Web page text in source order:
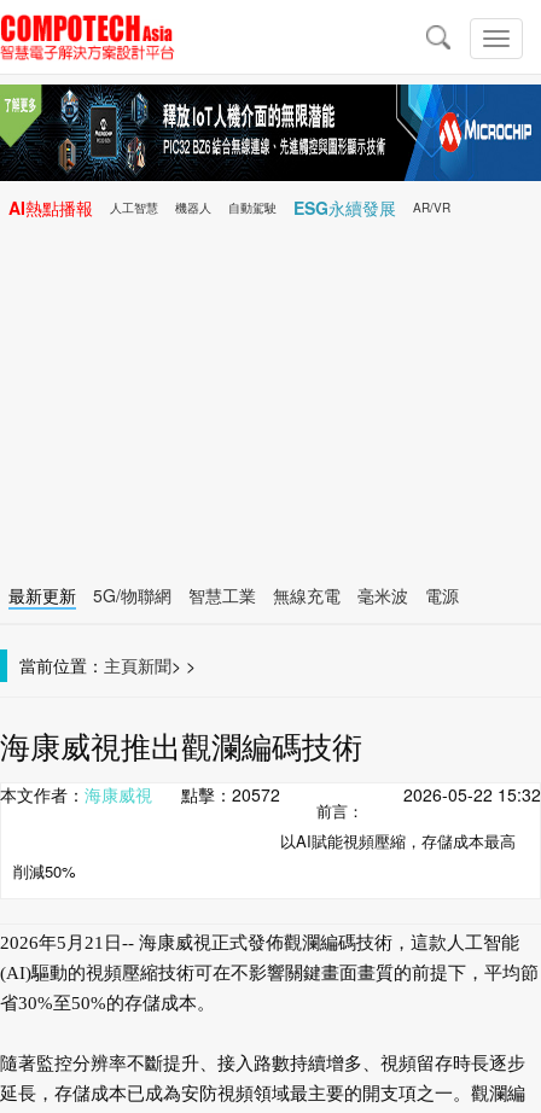
切
換
導
導
航
AI熱點播報 人工智慧 機器人 自動駕駛 ESG永續發展 AR/VR
最新更新 5G/物聯網 智慧工業 無線充電 毫米波
電源
當前位置： 主頁 >
新聞 >
海康威視推出觀瀾編碼技術
本文作者： 海康威視 點擊： 20572 2026-05-22 15:32
前言：
以AI賦能視頻壓縮，存儲成本最高
削減50%
2026年5月21日-- 海康威視正式發佈觀瀾編碼技術，這款人工智能
(AI)驅動的視頻壓縮技術可在不影響關鍵畫面畫質的前提下，平均節
省30%至50%的存儲成本。
隨著監控分辨率不斷提升、接入路數持續增多、視頻留存時長逐步
延長，存儲成本已成為安防視頻領域最主要的開支項之一。觀瀾編